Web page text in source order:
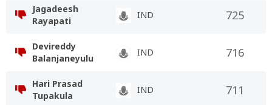
Jagadeesh
Rayapati
IND 725
Devireddy
Balanjaneyulu
IND 716
Hari Prasad
Tupakula
IND 711